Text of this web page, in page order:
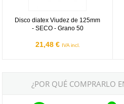
Disco diatex Viudez de 125mm
- SECO - Grano 50
21,48 € IVA incl.
¿POR QUÉ COMPRARLO